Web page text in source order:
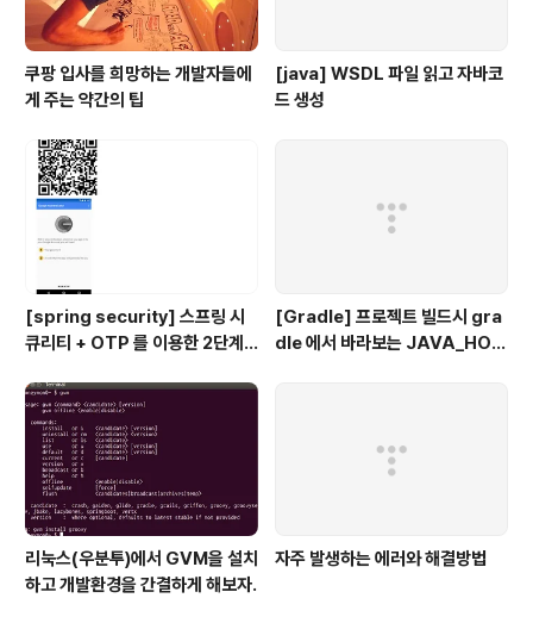
쿠팡 입사를 희망하는 개발자들에
게 주는 약간의 팁
[java] WSDL 파일 읽고 자바코
드 생성
[spring security] 스프링 시
큐리티 + OTP 를 이용한 2단계
[Gradle] 프로젝트 빌드시 gra
dle 에서 바라보는 JAVA_HOM
리눅스(우분투)에서 GVM을 설치
하고 개발환경을 간결하게 해보자.
자주 발생하는 에러와 해결방법